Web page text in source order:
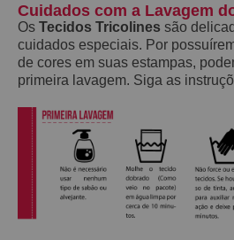
Cuidados com a Lavagem
Os Tecidos Tricolines são
cuidados especiais. Por
de cores em suas estampas,
primeira lavagem. Siga as